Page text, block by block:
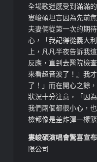
全場歌迷感受到滿滿
婁峻碩坦言因為先前
夫妻倆從第一次的期
心，「我記得從義大
上，凡凡半夜告訴我
反應，直到去醫院檢
來看超音波了！』我
了！」而在開心之餘
狀況十分注意，「因
我們兩個都很小心，
檢都像是差炸彈一樣緊
婁峻碩演唱會驚喜宣
限公司